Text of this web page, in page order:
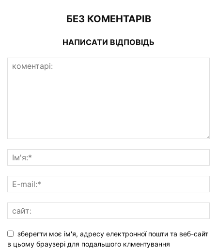
БЕЗ КОМЕНТАРІВ
НАПИСАТИ ВІДПОВІДЬ
зберегти моє ім'я, адресу електронної пошти та веб-сайт
в цьому браузері для подальшого клментування